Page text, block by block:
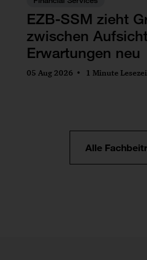
EZB-SSM zieht
zwischen
Erwartungen neu
05 Aug 2026 1 Minute
Alle